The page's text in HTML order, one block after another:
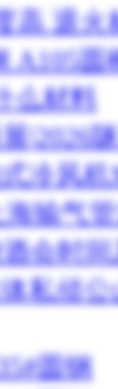
高 退火
A105圆
么材料
|2026
冷风
输气
会时
私侦
圆钢